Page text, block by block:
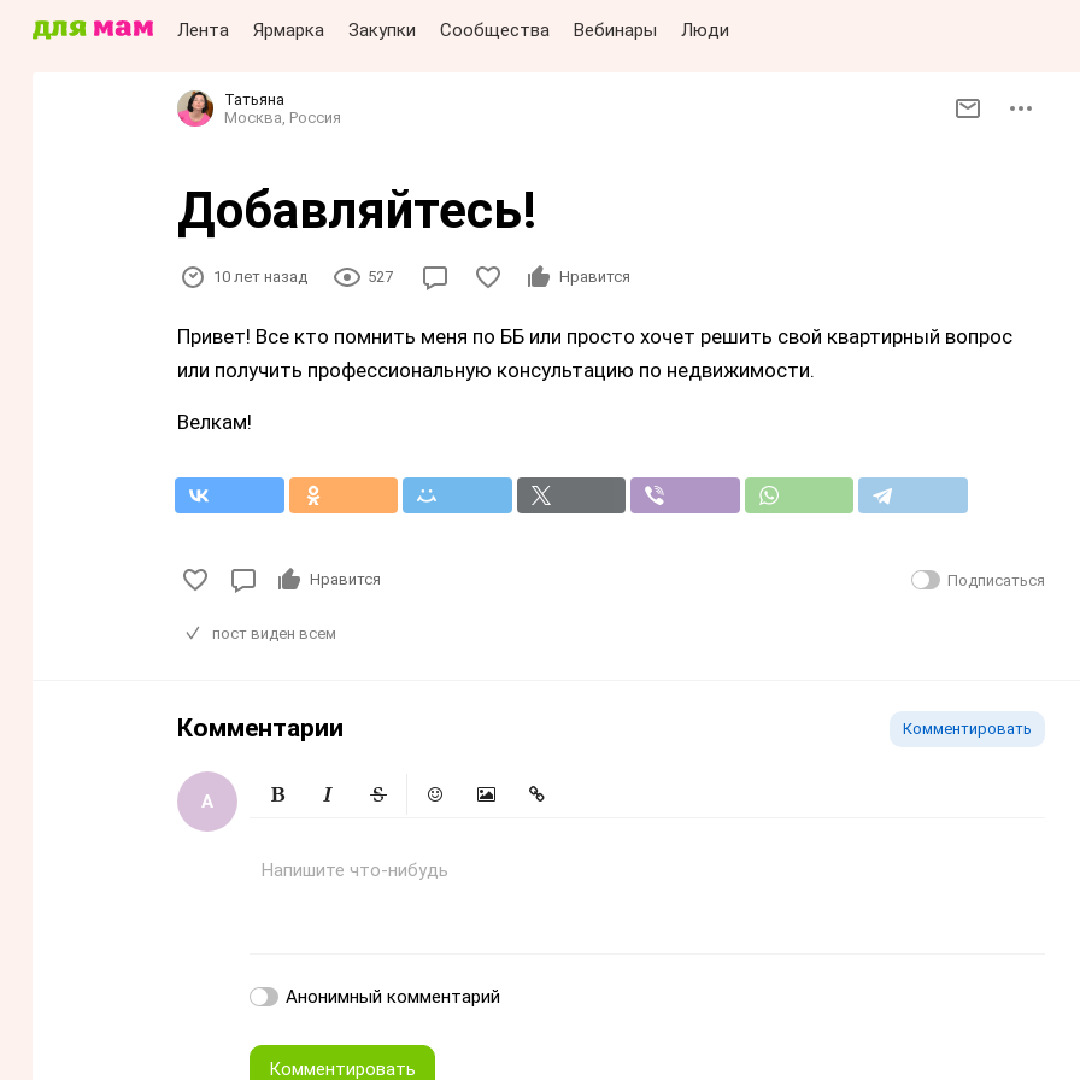
Лента Ярмарка Закупки Сообщества Вебинары Люди
Татьяна
Москва, Россия
Добавляйтесь!
10 лет назад 527 Нравится
Привет! Все кто помнить меня по ББ или просто хочет решить свой квартирный вопрос
или получить профессиональную консультацию по недвижимости.
Велкам!
Нравится Подписаться
пост виден всем
Комментарии Комментировать
Напишите что-нибудь
Анонимный комментарий
Комментировать